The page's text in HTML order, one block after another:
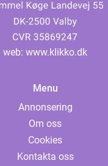
web: www.klikko.dk
Menu
Annonsering
Om oss
Cookies
Kontakta oss